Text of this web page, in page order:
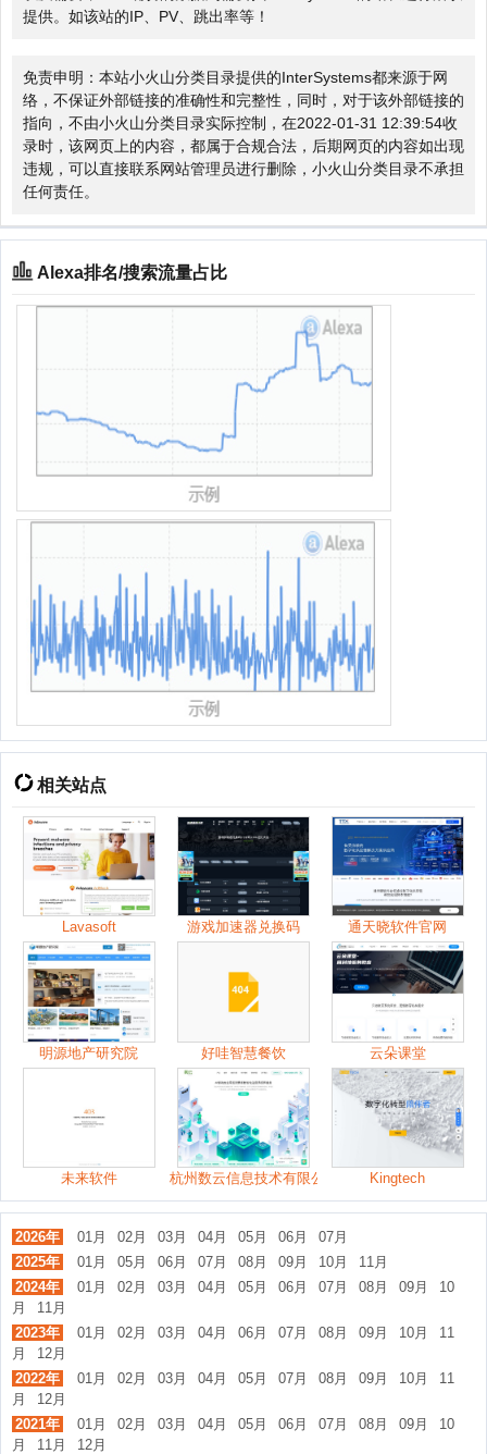
提供。如该站的IP、PV、跳出率等！
免责申明：本站小火山分类目录提供的InterSystems都来源于网
络，不保证外部链接的准确性和完整性，同时，对于该外部链接的
指向，不由小火山分类目录实际控制，在2022-01-31 12:39:54收
录时，该网页上的内容，都属于合规合法，后期网页的内容如出现
违规，可以直接联系网站管理员进行删除，小火山分类目录不承担
任何责任。
Alexa排名/搜索流量占比
相关站点
Lavasoft 游戏加速器兑换码 通天晓软件官网
明源地产研究院 好哇智慧餐饮 云朵课堂
未来软件 杭州数云信息技术有限公司 Kingtech
2026年 01月 02月 03月 04月 05月 06月
07月
2025年
01月 05月 06月 07月 08月 09月 10月
11月
2024年
01月 02月 03月 04月 05月 06月 07月 08月 09月
10
月
11月
2023年
01月 02月 03月 04月 06月 07月 08月 09月 10月
11
月
12月
2022年
01月 02月 03月 04月 05月 07月 08月 09月 10月
11
月
12月
2021年
01月 02月 03月 04月 05月 06月 07月 08月 09月
10
月
11月
12月